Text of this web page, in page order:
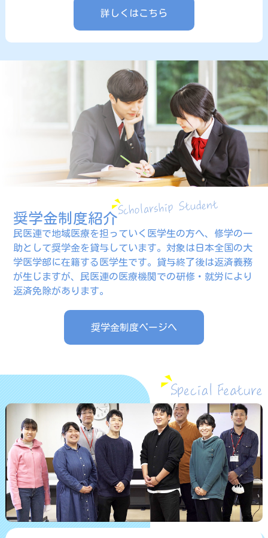
詳しくはこちら
奨学金制度紹介
民医連で地域医療を担っていく医学生の方へ、修学の一
助として奨学金を貸与しています。対象は日本全国の大
学医学部に在籍する医学生です。貸与終了後は返済義務
が生じますが、民医連の医療機関での研修・就労により
返済免除があります。
奨学金制度ページへ